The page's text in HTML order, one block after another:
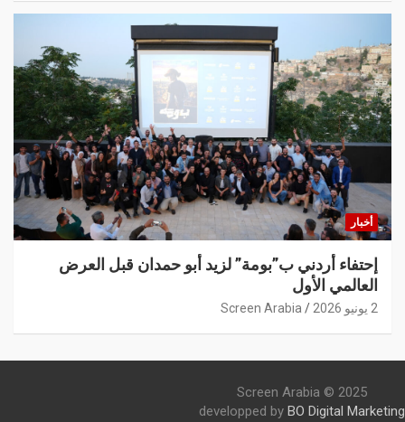
أخبار
إحتفاء أردني ب”بومة” لزيد أبو حمدان قبل العرض
العالمي الأول
2 يونيو 2026 Screen Arabia
Screen Arabia © 2025
developped by BO Digital Marketing